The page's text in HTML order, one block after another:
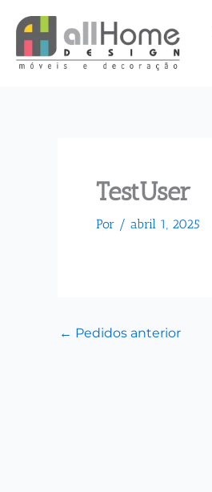
para
conteúdo
TestUser
Por / abril 1, 2025
← Pedidos anterior